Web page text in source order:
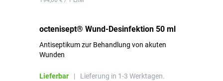
octenisept® Wund-Desinfektion 50 ml
Antiseptikum zur Behandlung von akuten
Wunden
Lieferbar | Lieferung in 1-3 Werktagen.